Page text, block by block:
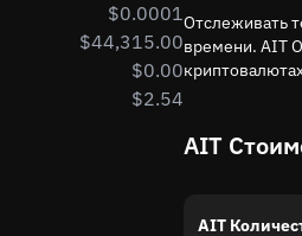
$0.0001
$44,315.00
$0.00
$2.54
Отслеживать
времени. AIT
AIT
AIT